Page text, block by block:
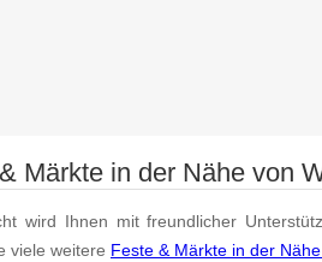
Märkte in der Nähe von
wird Ihnen mit freundlicher
viele weitere Feste & Märkte in der